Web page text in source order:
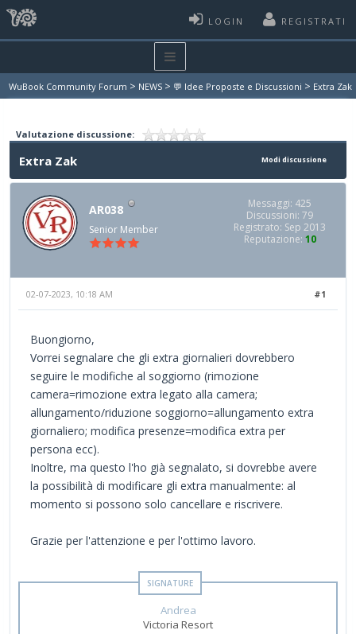
LOGIN REGISTRATI
WuBook Community Forum > NEWS > 💬 Idee Proposte e Discussioni > Extra Zak
Valutazione discussione:
Modi discussione
Extra Zak
AR038
Senior Member
Messaggi: 425
Discussioni: 79
Registrato: Sep 2013
Reputazione: 10
#1
02-07-2023, 10:18 AM
Buongiorno,
Vorrei segnalare che gli extra giornalieri dovrebbero
seguire le modifiche al soggiorno (rimozione
camera=rimozione extra legato alla camera;
allungamento/riduzione soggiorno=allungamento extra
giornaliero; modifica presenze=modifica extra per
persona ecc).
Inoltre, ma questo l'ho già segnalato, si dovrebbe avere
la possibilità di modificare gli extra manualmente: al
momento si possono solo cancellare e riscrivere.
Grazie per l'attenzione e per l'ottimo lavoro.
Andrea
Victoria Resort